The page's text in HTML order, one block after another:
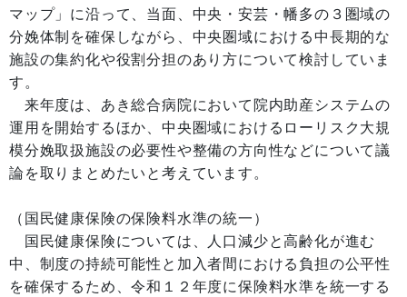
マップ」に沿って、当面、中央・安芸・幡多の３圏域の
分娩体制を確保しながら、中央圏域における中長期的な
施設の集約化や役割分担のあり方について検討していま
す。
来年度は、あき総合病院において院内助産システムの
運用を開始するほか、中央圏域におけるローリスク大規
模分娩取扱施設の必要性や整備の方向性などについて議
論を取りまとめたいと考えています。
（国民健康保険の保険料水準の統一）
国民健康保険については、人口減少と高齢化が進む
中、制度の持続可能性と加入者間における負担の公平性
を確保するため、令和１２年度に保険料水準を統一する